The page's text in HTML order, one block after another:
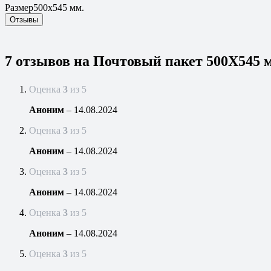
Размер500х545 мм.
Отзывы
7 отзывов на Почтовый пакет 500Х545
Оценка 3 из 5
Аноним – 14.08.2024
Оценка 3 из 5
Аноним – 14.08.2024
Оценка 3 из 5
Аноним – 14.08.2024
Оценка 3 из 5
Аноним – 14.08.2024
Оценка 3 из 5